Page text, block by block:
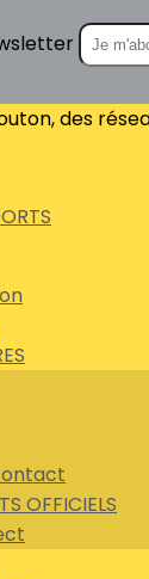
des
OFFICIELS